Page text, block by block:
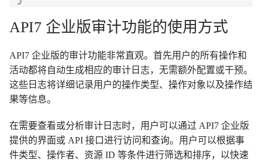
API7 企业版审计功能的使用方式
API7 企业版的审计功能非常直观。首先用户的所有操作和
活动都将自动生成相应的审计日志，无需额外配置或干预。
这些日志将详细记录用户的操作类型、操作对象以及操作结
果等信息。
在需要查看或分析审计日志时，用户可以通过 API7 企业版
提供的界面或 API 接口进行访问和查询。用户可以根据事
件类型、操作者、资源 ID 等条件进行筛选和排序，以快速